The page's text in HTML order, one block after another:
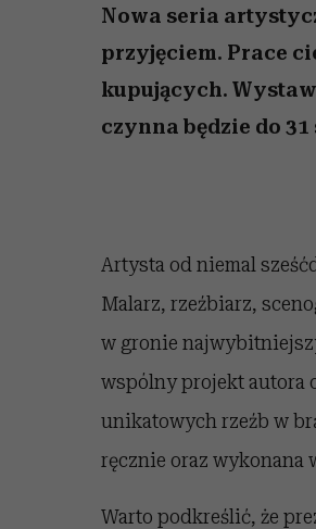
Nowa seria
przyjęciem. Prace
kupujących.
czynna będzie do
Artysta od niemal
Malarz, rzeźbiarz,
w gronie
wspólny projekt autora
unikatowych rzeźb w
ręcznie oraz wykonana
Warto podkreślić, że